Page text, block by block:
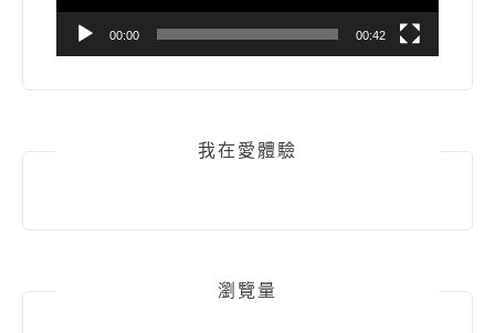
00:00 00:42
我在愛體驗
瀏覽量